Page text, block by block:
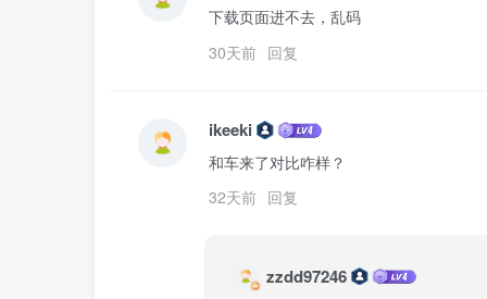
下载页面进不去，乱码
30天前 回复
ikeeki
和车来了对比咋样？
32天前 回复
zzdd97246